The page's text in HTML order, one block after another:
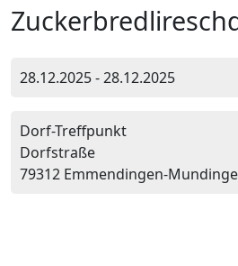
28.12.2025 - 28.12.2025
Dorf-Treffpunkt
Dorfstraße
79312 Emmendingen-